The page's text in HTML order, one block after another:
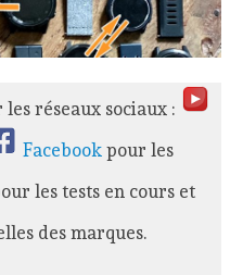
réseaux sociaux :
Facebookpour les
les tests en cours et
des marques.